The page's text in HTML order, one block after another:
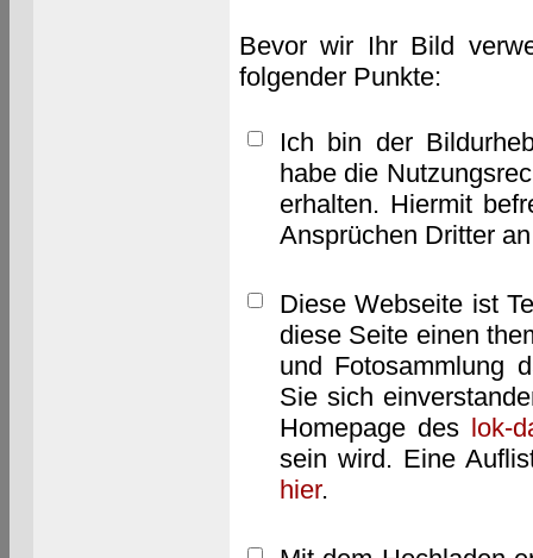
Bevor wir Ihr Bild
folgender Punkte:
Ich bin der
habe die
erhalten. Hiermit
Ansprüchen Dritter
Diese Webseite ist
diese Seite einen
und Fotosammlung
Sie sich
Homepage des lok-
sein wird. Eine
hier.